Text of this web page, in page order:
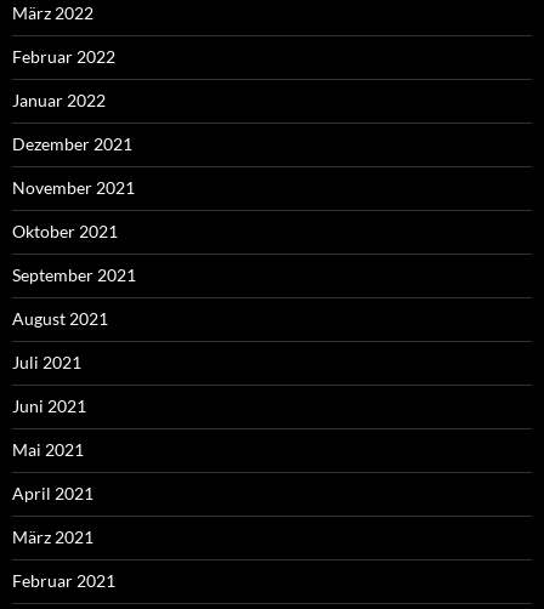
März 2022
Februar 2022
Januar 2022
Dezember 2021
November 2021
Oktober 2021
September 2021
August 2021
Juli 2021
Juni 2021
Mai 2021
April 2021
März 2021
Februar 2021